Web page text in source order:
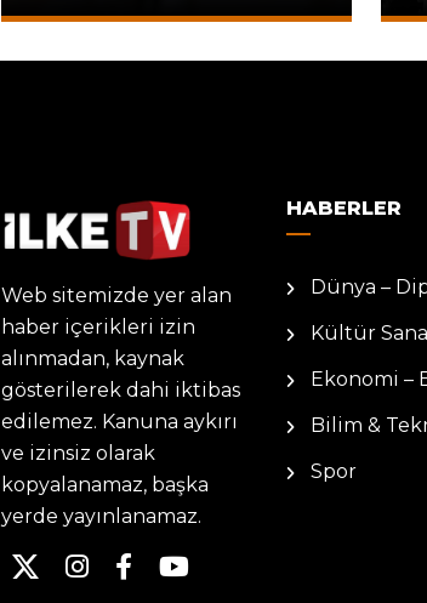
Web sitemizde yer alan
haber içerikleri izin
alınmadan, kaynak
gösterilerek dahi iktibas
edilemez. Kanuna aykırı
ve izinsiz olarak
kopyalanamaz, başka
yerde yayınlanamaz.
HABERLER
Dünya –
Kültür
Ekonomi –
Bilim &
Spor